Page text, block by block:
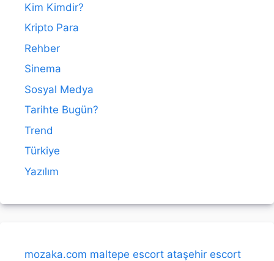
Kim Kimdir?
Kripto Para
Rehber
Sinema
Sosyal Medya
Tarihte Bugün?
Trend
Türkiye
Yazılım
mozaka.com maltepe escort ataşehir escort